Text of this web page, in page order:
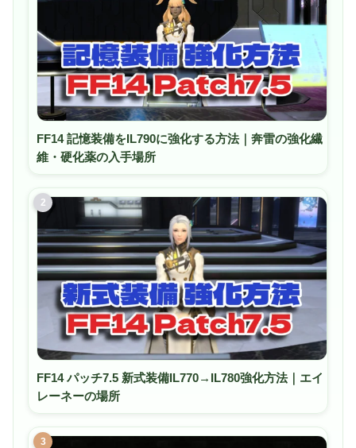
FF14 記憶装備をIL790に強化する方法｜奔雷の強化繊
維・硬化薬の入手場所
2
FF14 パッチ7.5 新式装備IL770→IL780強化方法｜エイ
レーネーの場所
3